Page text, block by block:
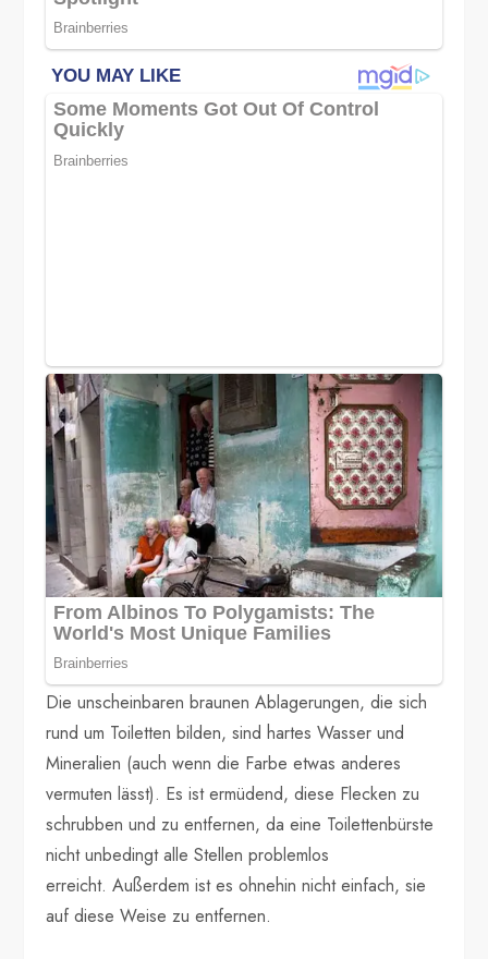
Die unscheinbaren braunen Ablagerungen, die sich
rund um Toiletten bilden, sind hartes Wasser und
Mineralien (auch wenn die Farbe etwas anderes
vermuten lässt). Es ist ermüdend, diese Flecken zu
schrubben und zu entfernen, da eine Toilettenbürste
nicht unbedingt alle Stellen problemlos
erreicht. Außerdem ist es ohnehin nicht einfach, sie
auf diese Weise zu entfernen.